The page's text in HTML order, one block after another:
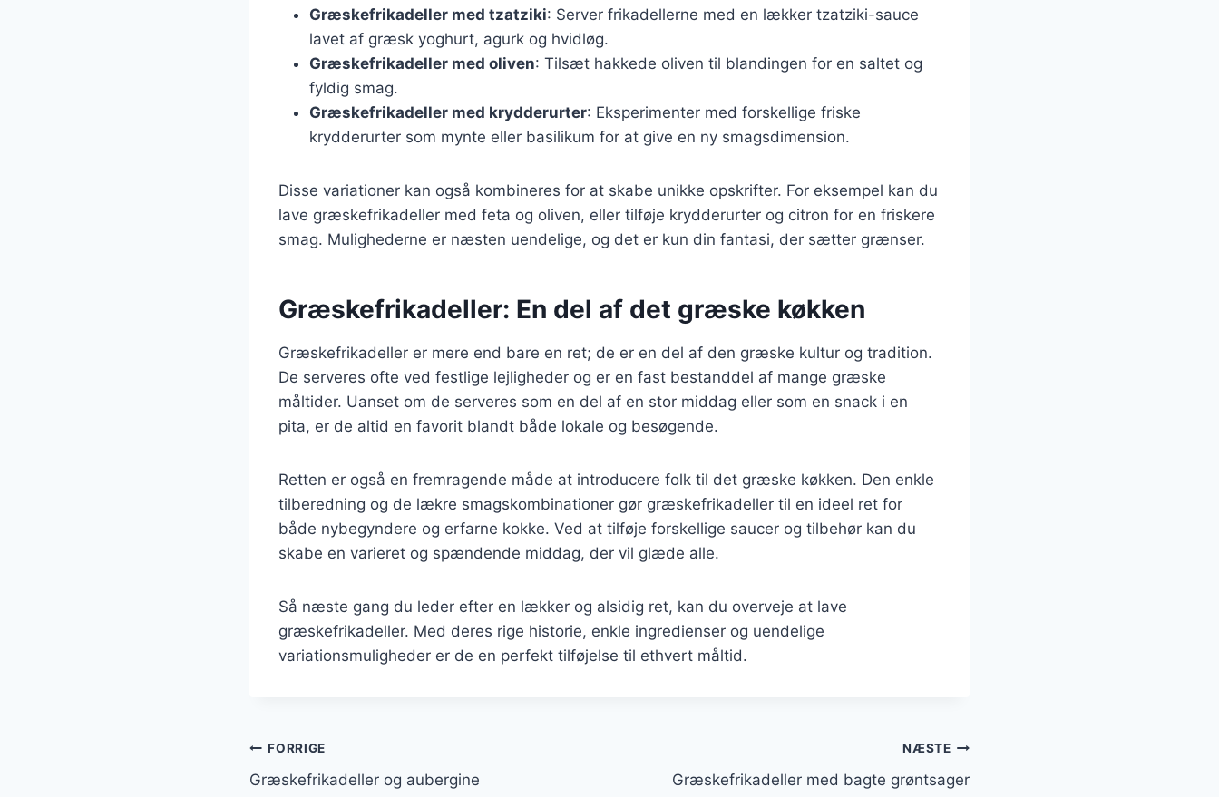
Græskefrikadeller med tzatziki: Server frikadellerne med en lækker tzatziki-sauce
lavet af græsk yoghurt, agurk og hvidløg.
Græskefrikadeller med oliven: Tilsæt hakkede oliven til blandingen for en saltet og
fyldig smag.
Græskefrikadeller med krydderurter: Eksperimenter med forskellige friske
krydderurter som mynte eller basilikum for at give en ny smagsdimension.
Disse variationer kan også kombineres for at skabe unikke opskrifter. For eksempel kan du
lave græskefrikadeller med feta og oliven, eller tilføje krydderurter og citron for en friskere
smag. Mulighederne er næsten uendelige, og det er kun din fantasi, der sætter grænser.
Græskefrikadeller: En del af det græske køkken
Græskefrikadeller er mere end bare en ret; de er en del af den græske kultur og tradition.
De serveres ofte ved festlige lejligheder og er en fast bestanddel af mange græske
måltider. Uanset om de serveres som en del af en stor middag eller som en snack i en
pita, er de altid en favorit blandt både lokale og besøgende.
Retten er også en fremragende måde at introducere folk til det græske køkken. Den enkle
tilberedning og de lækre smagskombinationer gør græskefrikadeller til en ideel ret for
både nybegyndere og erfarne kokke. Ved at tilføje forskellige saucer og tilbehør kan du
skabe en varieret og spændende middag, der vil glæde alle.
Så næste gang du leder efter en lækker og alsidig ret, kan du overveje at lave
græskefrikadeller. Med deres rige historie, enkle ingredienser og uendelige
variationsmuligheder er de en perfekt tilføjelse til ethvert måltid.
Indlægsnavigation
FORRIGE
Græskefrikadeller og aubergine
NÆSTE
Græskefrikadeller med bagte grøntsager